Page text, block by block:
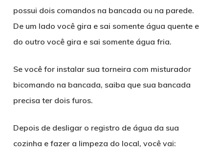
possui dois comandos na bancada ou na parede.
De um lado você gira e sai somente água quente e
do outro você gira e sai somente água fria.
Se você for instalar sua torneira com misturador
bicomando na bancada, saiba que sua bancada
precisa ter dois furos.
Depois de desligar o registro de água da sua
cozinha e fazer a limpeza do local, você vai: